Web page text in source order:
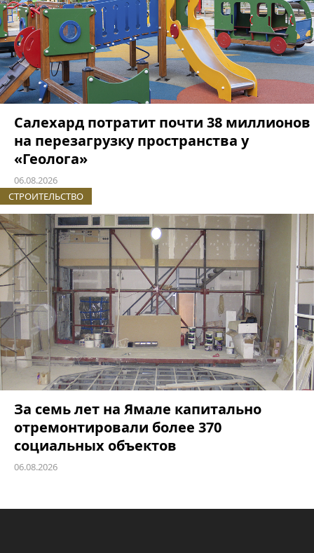
Салехард потратит почти 38 миллионов
на перезагрузку пространства у
«Геолога»
06.08.2026
СТРОИТЕЛЬСТВО
За семь лет на Ямале капитально
отремонтировали более 370
социальных объектов
06.08.2026